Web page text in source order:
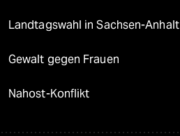
Landtagswahl in Sachsen-Anhalt
Gewalt gegen Frauen
Nahost-Konflikt